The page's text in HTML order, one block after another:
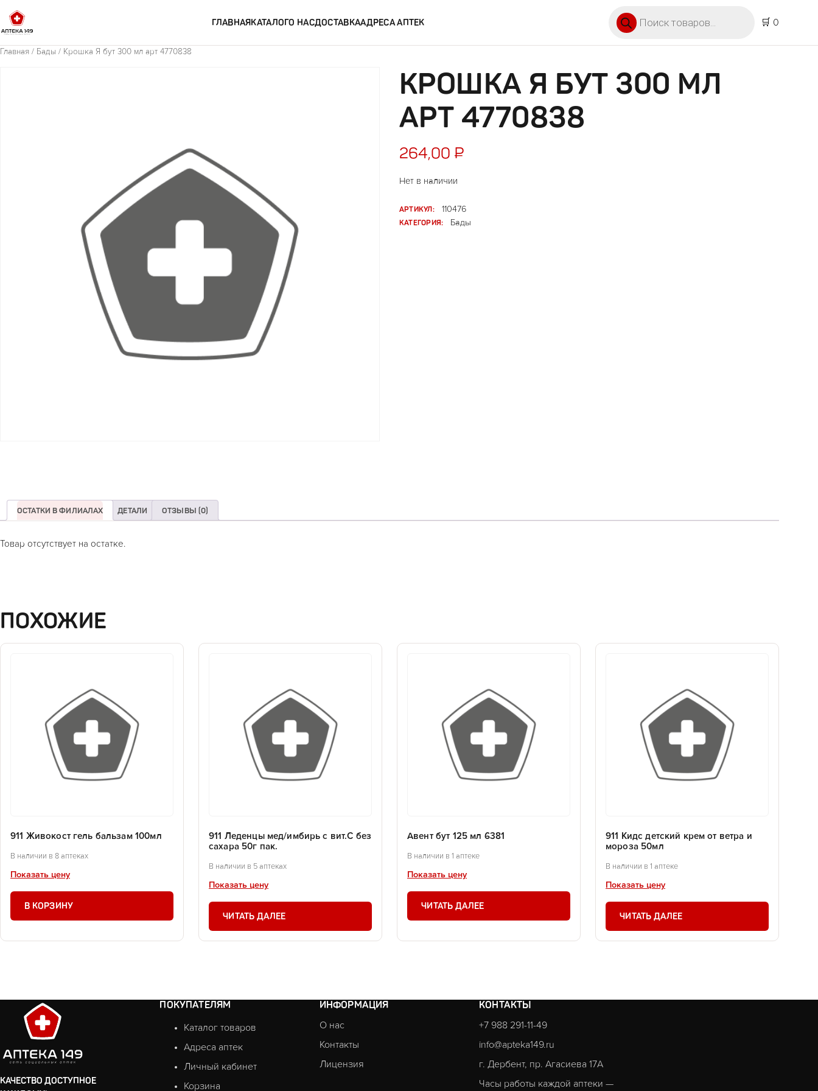
ГЛАВНАЯКАТАЛОГО НАСДОСТАВКААДРЕСА АПТЕК
🛒 0
Главная / Бады / Крошка Я бут 300 мл арт 4770838
КРОШКА Я БУТ 300 МЛ
АРТ 4770838
264,00 ₽
Нет в наличии
АРТИКУЛ:
110476
КАТЕГОРИЯ:
Бады
ОСТАТКИ В ФИЛИАЛАХ ДЕТАЛИ ОТЗЫВЫ (0)
Товар отсутствует на остатке.
ПОХОЖИЕ
911 Живокост гель бальзам 100мл
В наличии в 8 аптеках
Показать цену
В КОРЗИНУ
911 Леденцы мед/имбирь с вит.С без
сахара 50г пак.
В наличии в 5 аптеках
Показать цену
ЧИТАТЬ ДАЛЕЕ
Авент бут 125 мл 6381
В наличии в 1 аптеке
Показать цену
ЧИТАТЬ ДАЛЕЕ
911 Кидс детский крем от ветра и
мороза 50мл
В наличии в 1 аптеке
Показать цену
ЧИТАТЬ ДАЛЕЕ
КАЧЕСТВО ДОСТУПНОЕ
ПОКУПАТЕЛЯМ
Каталог товаров
Адреса аптек
Личный кабинет
Корзина
ИНФОРМАЦИЯ
О нас
Контакты
Лицензия
КОНТАКТЫ
+7 988 291-11-49
info@apteka149.ru
г. Дербент, пр. Агасиева 17А
Часы работы каждой аптеки —